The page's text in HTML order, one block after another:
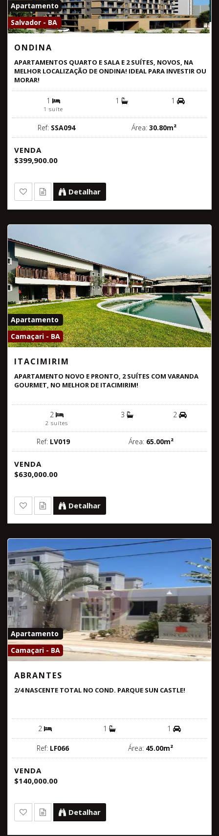
Apartamento
Salvador - BA
ONDINA
APARTAMENTOS QUARTO E SALA E 2 SUÍTES, NOVOS, NA
MELHOR LOCALIZAÇÃO DE ONDINA! IDEAL PARA INVESTIR OU
MORAR!
1
1 suíte
1 1
Ref: SSA094 Área: 30.80m²
VENDA
$399,900.00
Detalhar
Apartamento
Camaçari - BA
ITACIMIRIM
APARTAMENTO NOVO E PRONTO, 2 SUÍTES COM VARANDA
GOURMET, NO MELHOR DE ITACIMIRIM!
2
2 suítes
3 2
Ref: LV019 Área: 65.00m²
VENDA
$630,000.00
Detalhar
Apartamento
Camaçari - BA
ABRANTES
2/4 NASCENTE TOTAL NO COND. PARQUE SUN CASTLE!
2 1 1
Ref: LF066 Área: 45.00m²
VENDA
$140,000.00
Detalhar